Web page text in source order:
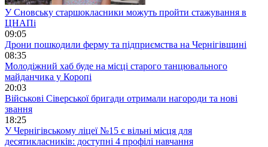
У Сновську старшокласники можуть пройти стажування в
ЦНАПі
09:05
Дрони пошкодили ферму та підприємства на Чернігівщині
08:35
Молодіжний хаб буде на місці старого танцювального
майданчика у Коропі
20:03
Військові Сіверської бригади отримали нагороди та нові
звання
18:25
У Чернігівському ліцеї №15 є вільні місця для
десятикласників: доступні 4 профілі навчання